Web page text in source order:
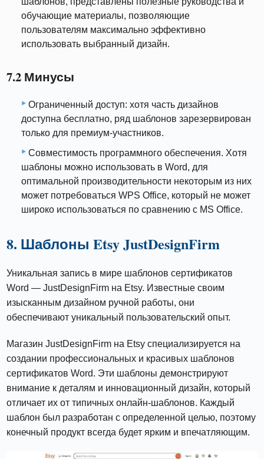
обучающие материалы, позволяющие
пользователям максимально эффективно
использовать выбранный дизайн.
7.2 Минусы
Ограниченный доступ: хотя часть дизайнов
доступна бесплатно, ряд шаблонов зарезервирован
только для премиум-участников.
Совместимость программного обеспечения. Хотя
шаблоны можно использовать в Word, для
оптимальной производительности некоторым из них
может потребоваться WPS Office, который не может
широко использоваться по сравнению с MS Office.
8. Шаблоны Etsy JustDesignFirm
Уникальная запись в мире шаблонов сертификатов
Word — JustDesignFirm на Etsy. Известные своим
изысканным дизайном ручной работы, они
обеспечивают уникальный пользовательский опыт.
Магазин JustDesignFirm на Etsy специализируется на
создании профессиональных и красивых шаблонов
сертификатов Word. Эти шаблоны демонстрируют
внимание к деталям и инновационный дизайн, который
отличает их от типичных онлайн-шаблонов. Каждый
шаблон был разработан с определенной целью, поэтому
конечный продукт всегда будет ярким и впечатляющим.